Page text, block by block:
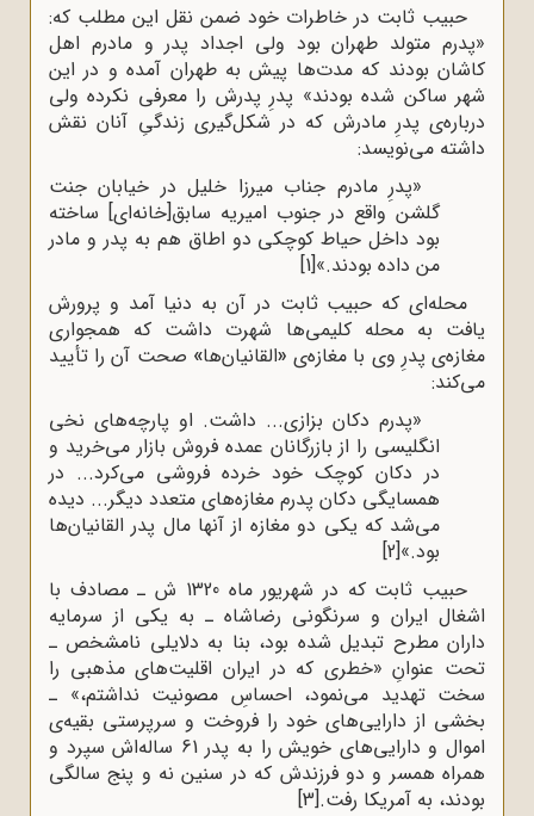
حبیب ثابت در خاطرات خود ضمن نقل این مطلب که:
«پدرم متولد طهران بود ولی اجداد پدر و مادرم اهل
کاشان بودند که مدت‌ها پیش به طهران آمده و در این
شهر ساکن شده بودند» پدرِ پدرش را معرفی نکرده ولی
درباره‌ی پدرِ مادرش که در شکل‌گیری زندگیِ آنان نقش
داشته می‌نویسد:
«پدرِ مادرم جناب میرزا خلیل در خیابان جنت
گلشن واقع در جنوب امیریه سابق[خانه‌ای] ساخته
بود داخل حیاط کوچکی دو اطاق هم به پدر و مادر
من داده بودند.»[1]
محله‌ای که حبیب ثابت در آن به دنیا آمد و پرورش
یافت به محله کلیمی‌ها شهرت داشت که همجواری
مغازه‌ی پدرِ وی با مغازه‌ی «القانیان‌ها» صحت آن را تأیید
می‌کند:
«پدرم دکان بزازی... داشت. او پارچه‌های نخی
انگلیسی را از بازرگانان عمده فروش بازار می‌خرید و
در دکان کوچک خود خرده فروشی می‌کرد... در
همسایگی دکان پدرم مغازه‌های متعدد دیگر... دیده
می‌شد که یکی دو مغازه از آنها مال پدر القانیان‌ها
بود.»[2]
حبیب ثابت که در شهریور ماه 1320 ش ـ مصادف با
اشغال ایران و سرنگونی رضاشاه ـ به یکی از سرمایه
داران مطرح تبدیل شده بود، بنا به دلایلی نامشخص ـ
تحت عنوانِ «خطری که در ایران اقلیت‌های مذهبی را
سخت تهدید می‌نمود، احساسِ مصونیت نداشتم،» ـ
بخشی از دارایی‌های خود را فروخت و سرپرستی بقیه‌ی
اموال و دارایی‌های خویش را به پدر 61 ساله‌اش سپرد و
همراه همسر و دو فرزندش که در سنین نه و پنج سالگی
بودند، به آمریکا رفت.[3]